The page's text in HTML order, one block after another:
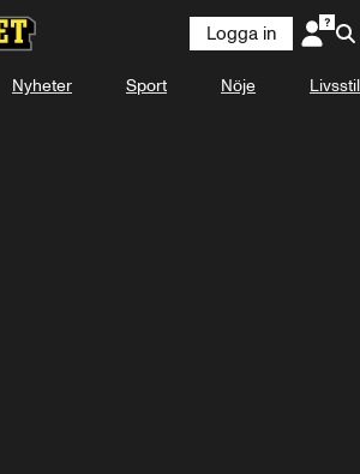
Logga in
Nyheter Sport Nöje Livsstil